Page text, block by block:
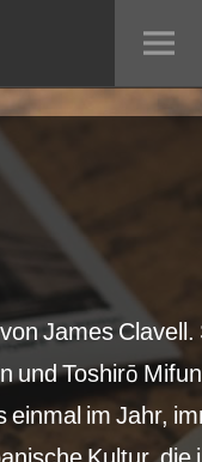
James
und Toshirō
einmal im Jahr,